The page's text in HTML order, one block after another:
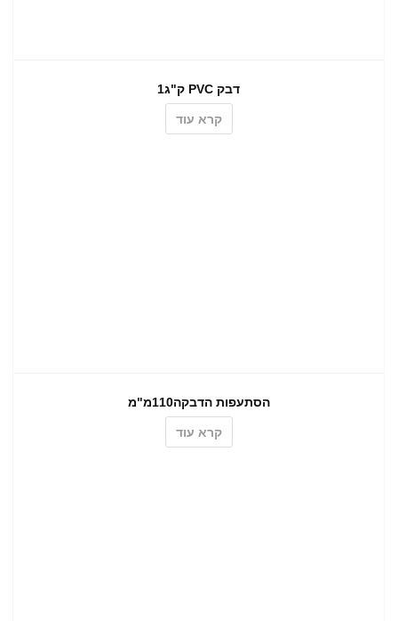
דבק PVC ק"ג1
קרא עוד
הסתעפות הדבקה110מ"מ
קרא עוד